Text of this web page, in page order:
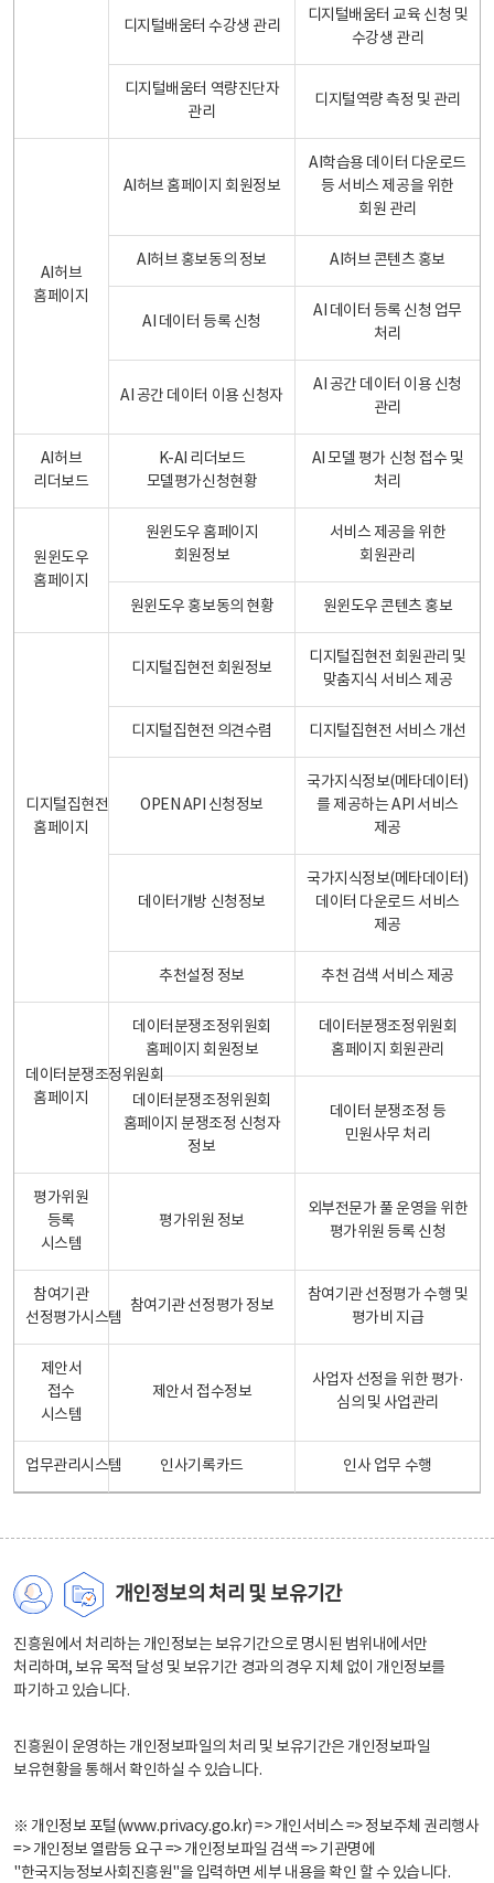
디지털배움터 수강생 관리
디지털배움터 교육 신청 및
수강생 관리
디지털배움터 역량진단자
관리
디지털역량 측정 및 관리
AI허브
홈페이지
AI허브 홈페이지 회원정보
AI학습용 데이터 다운로드
등 서비스 제공을 위한
회원 관리
AI허브 홍보동의 정보 AI허브 콘텐츠 홍보
AI 데이터 등록 신청
AI 데이터 등록 신청 업무
처리
AI 공간 데이터 이용 신청자
AI 공간 데이터 이용 신청
관리
AI허브
리더보드
K-AI 리더보드
모델평가신청현황
AI 모델 평가 신청 접수 및
처리
원윈도우
홈페이지
원윈도우 홈페이지
회원정보
서비스 제공을 위한
회원관리
원윈도우 홍보동의 현황 원윈도우 콘텐츠 홍보
디지털집현전
홈페이지
디지털집현전 회원정보
디지털집현전 회원관리 및
맞춤지식 서비스 제공
디지털집현전 의견수렴 디지털집현전 서비스 개선
OPEN API 신청정보
국가지식정보(메타데이터)
를 제공하는 API 서비스
제공
데이터개방 신청정보
국가지식정보(메타데이터)
데이터 다운로드 서비스
제공
추천설정 정보 추천 검색 서비스 제공
데이터분쟁조정위원회
홈페이지
데이터분쟁조정위원회
홈페이지 회원정보
데이터분쟁조정위원회
홈페이지 회원관리
데이터분쟁조정위원회
홈페이지 분쟁조정 신청자
정보
데이터 분쟁조정 등
민원사무 처리
평가위원
등록
시스템
평가위원 정보
외부전문가 풀 운영을 위한
평가위원 등록 신청
참여기관
선정평가시스템
참여기관 선정평가 정보
참여기관 선정평가 수행 및
평가비 지급
제안서
접수
시스템
제안서 접수정보
사업자 선정을 위한 평가·
심의 및 사업관리
업무관리시스템 인사기록카드 인사 업무 수행
개인정보의 처리 및 보유기간
진흥원에서 처리하는 개인정보는 보유기간으로 명시된 범위내에서만
처리하며, 보유 목적 달성 및 보유기간 경과의 경우 지체 없이 개인정보를
파기하고 있습니다.
진흥원이 운영하는 개인정보파일의 처리 및 보유기간은 개인정보파일
보유현황을 통해서 확인하실 수 있습니다.
※ 개인정보 포털(www.privacy.go.kr) => 개인서비스 => 정보주체 권리행사
=> 개인정보 열람등 요구 => 개인정보파일 검색 => 기관명에
"한국지능정보사회진흥원"을 입력하면 세부 내용을 확인 할 수 있습니다.